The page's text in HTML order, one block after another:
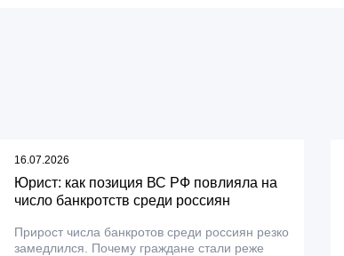
16.07.2026
Юрист: как позиция ВС РФ повлияла на
число банкротств среди россиян
Прирост числа банкротов среди россиян резко
замедлился. Почему граждане стали реже